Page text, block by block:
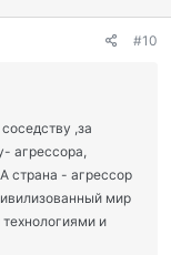
#10
,за
агрессора,
страна - агрессор
мир
и